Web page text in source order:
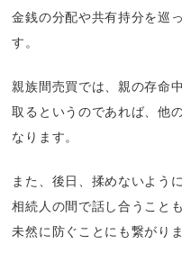
金銭の分配や共有持分を巡
す。
親族間売買では、親の存命
取るというのであれば、他
なります。
また、後日、揉めないよう
相続人の間で話し合うこと
未然に防ぐことにも繋がりま